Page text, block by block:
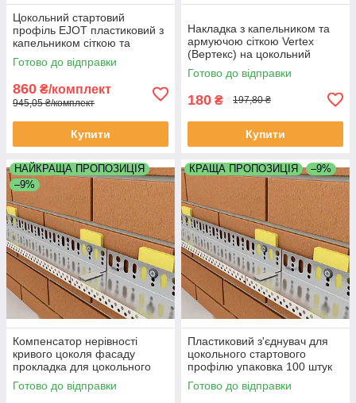
Цокольний стартовий
профіль EJOT пластиковий з
капельником сіткою та
з'єднувачами для пінопласту
або мінеральної вати
Готово до відправки
860 ₴/комплект
945,05 ₴/комплект
Купити
Накладка з капельником та
армуючою сіткою Vertex
(Вертекс) на цокольний
профіль довжина 2.5 метра
Готово до відправки
180 ₴ 197,80 ₴
Купити
НАЙКРАЩА ПРОПОЗИЦІЯ
–9%
Компенсатор нерівності
кривого цоколя фасаду
прокладка для цокольного
профілю 5 мм товщина
упаковка 50 штук
Готово до відправки
КРАЩА ПРОПОЗИЦІЯ –9%
Пластиковий з'єднувач для
цокольного стартового
профілю упаковка 100 штук
Готово до відправки